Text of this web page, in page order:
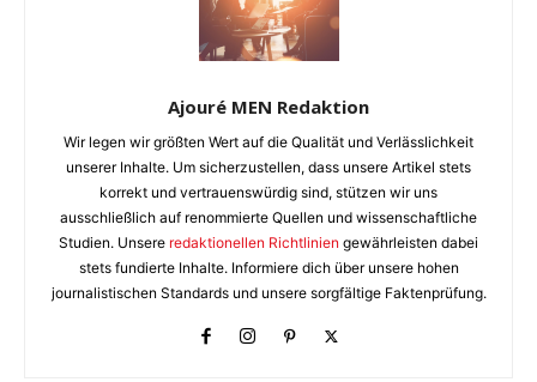
Ajouré MEN Redaktion
Wir legen wir größten Wert auf die Qualität und Verlässlichkeit
unserer Inhalte. Um sicherzustellen, dass unsere Artikel stets
korrekt und vertrauenswürdig sind, stützen wir uns
ausschließlich auf renommierte Quellen und wissenschaftliche
Studien. Unsere redaktionellen Richtlinien gewährleisten dabei
stets fundierte Inhalte. Informiere dich über unsere hohen
journalistischen Standards und unsere sorgfältige Faktenprüfung.